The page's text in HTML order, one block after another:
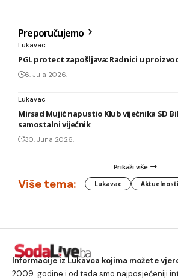
Preporučujemo
Lukavac
PGL protect zapošljava: Radnici u
6. Jula 2026.
Lukavac
Mirsad Mujić napustio Klub vijećnika SD
samostalni vijećnik
30. Juna 2026.
Prikaži više
Više tema: Lukavac Aktuelnosti
Informacije iz Lukavca kojima možete
2009. godine i od tada smo najposjećeniji